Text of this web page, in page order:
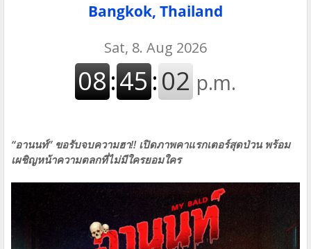
Bangkok, Thailand
“อานนท์” ขอรับจบความฮา!! เปิดภาพคาแรกเตอร์สุดป่วน พร้อม
เผชิญหน้าความตลกที่ไม่มีใครยอมใคร